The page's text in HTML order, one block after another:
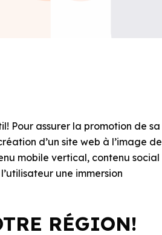
Pour assurer la promotion de sa
d’un site web à l’image de
mobile vertical, contenu social
une immersion
RÉGION!